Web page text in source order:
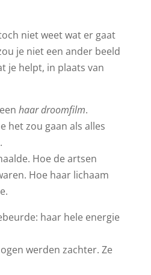
niet weet wat er gaat
je niet een ander beeld
je helpt, in plaats van
haar droomfilm.
het zou gaan als alles
Hoe de artsen
Hoe haar lichaam
haar hele energie
werden zachter. Ze